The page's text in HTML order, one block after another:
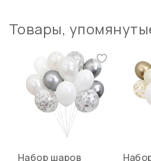
Товары,
Набор шаров